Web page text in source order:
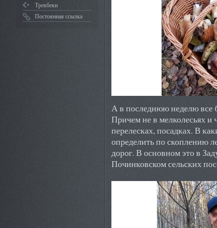
Трекбеки
Постоянная ссылка
А в последнюю неделю все
Причем не в мелколесьях и
перелесках, посадках. В
определить по скоплению
дорог. В основном это в
Починковском сельских